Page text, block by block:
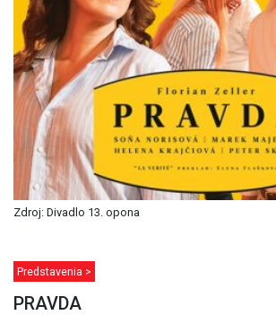
Zdroj: Divadlo 13. opona
Predstavenia >
PRAVDA